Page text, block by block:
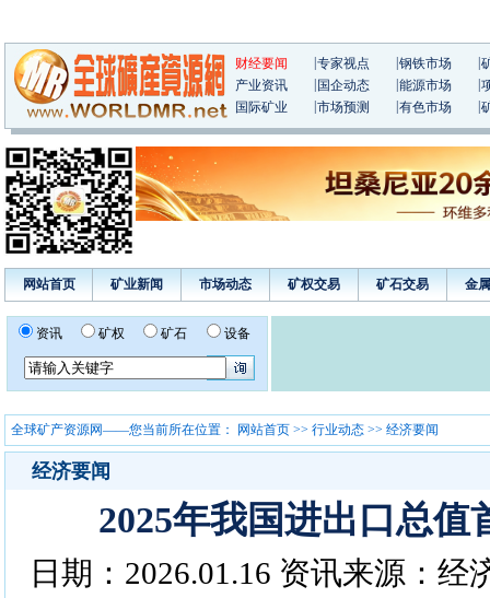
财经要闻 专家视点 钢铁市场
产业资讯
国企动态 能源市场
国际矿业
市场预测 有色市场
网站首页 矿业新闻 市场动态 矿权交易 矿石交易 金
资讯 矿权 矿石 设备
全球矿产资源网——您当前所在位置： 网站首页 >> 行业动态 >> 经济要闻
经济要闻
2025年我国进出口总值
日期：2026.01.16 资讯来源：经